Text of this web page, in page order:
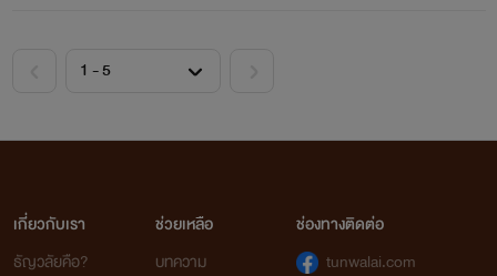
เกี่ยวกับเรา
ธัญวลัยคือ?
ช่วยเหลือ
บทความ
ช่องทางติดต่อ
tunwalai.com